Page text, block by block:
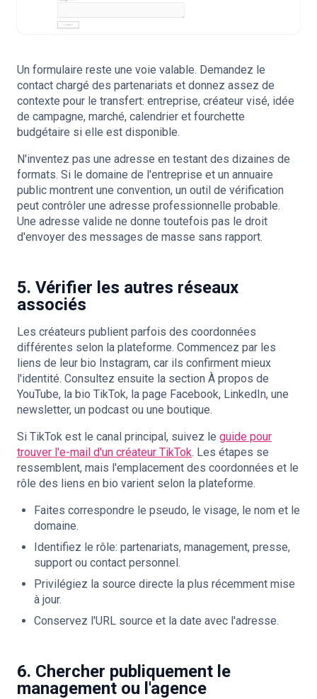
Un formulaire reste une voie valable. Demandez le
contact chargé des partenariats et donnez assez de
contexte pour le transfert: entreprise, créateur visé, idée
de campagne, marché, calendrier et fourchette
budgétaire si elle est disponible.
N'inventez pas une adresse en testant des dizaines de
formats. Si le domaine de l'entreprise et un annuaire
public montrent une convention, un outil de vérification
peut contrôler une adresse professionnelle probable.
Une adresse valide ne donne toutefois pas le droit
d'envoyer des messages de masse sans rapport.
5. Vérifier les autres réseaux
associés
Les créateurs publient parfois des coordonnées
différentes selon la plateforme. Commencez par les
liens de leur bio Instagram, car ils confirment mieux
l'identité. Consultez ensuite la section À propos de
YouTube, la bio TikTok, la page Facebook, LinkedIn, une
newsletter, un podcast ou une boutique.
Si TikTok est le canal principal, suivez le guide pour
trouver l'e-mail d'un créateur TikTok. Les étapes se
ressemblent, mais l'emplacement des coordonnées et le
rôle des liens en bio varient selon la plateforme.
Faites correspondre le pseudo, le visage, le nom et le
domaine.
Identifiez le rôle: partenariats, management, presse,
support ou contact personnel.
Privilégiez la source directe la plus récemment mise
à jour.
Conservez l'URL source et la date avec l'adresse.
6. Chercher publiquement le
management ou l'agence